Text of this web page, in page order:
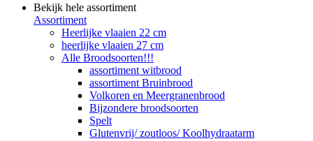
Bekijk hele assortiment
Assortiment
Heerlijke vlaaien 22 cm
heerlijke vlaaien 27 cm
Alle Broodsoorten!!!
assortiment witbrood
assortiment Bruinbrood
Volkoren en Meergranenbrood
Bijzondere broodsoorten
Spelt
Glutenvrij/ zoutloos/ Koolhydraatarm